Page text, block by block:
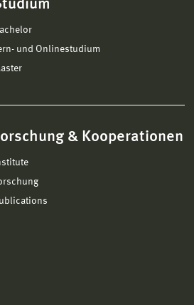
und Onlinestudium
& Kooperationen